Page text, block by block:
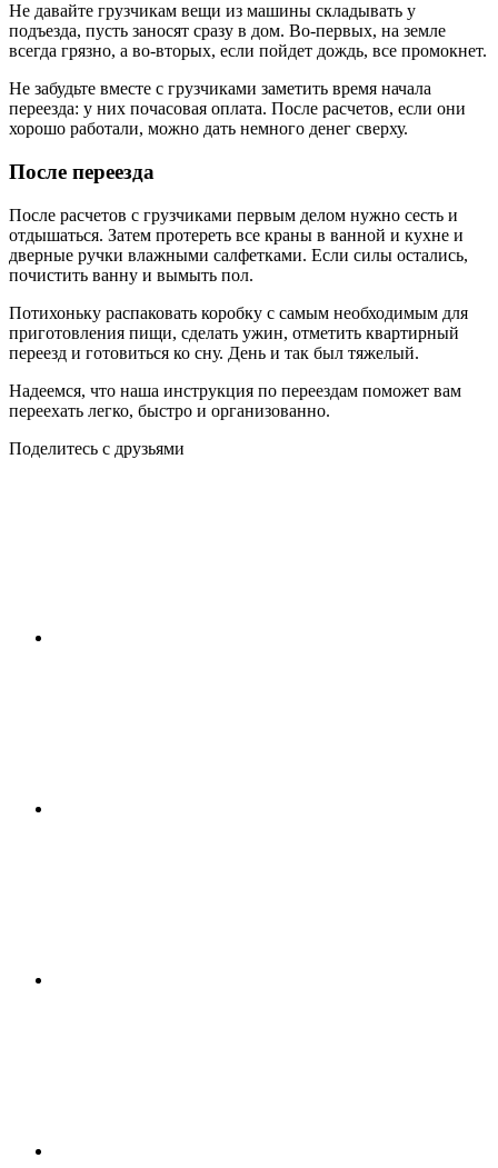
Не давайте грузчикам вещи из машины складывать у
подъезда, пусть заносят сразу в дом. Во-первых, на земле
всегда грязно, а во-вторых, если пойдет дождь, все промокнет.
Не забудьте вместе с грузчиками заметить время начала
переезда: у них почасовая оплата. После расчетов, если они
хорошо работали, можно дать немного денег сверху.
После переезда
После расчетов с грузчиками первым делом нужно сесть и
отдышаться. Затем протереть все краны в ванной и кухне и
дверные ручки влажными салфетками. Если силы остались,
почистить ванну и вымыть пол.
Потихоньку распаковать коробку с самым необходимым для
приготовления пищи, сделать ужин, отметить квартирный
переезд и готовиться ко сну. День и так был тяжелый.
Надеемся, что наша инструкция по переездам поможет вам
переехать легко, быстро и организованно.
Поделитесь с друзьями